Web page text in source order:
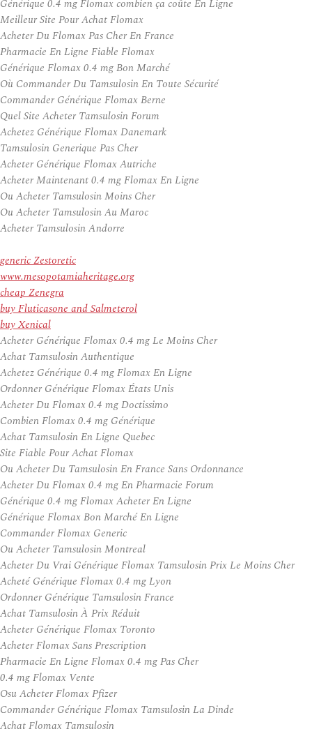
Générique 0.4 mg Flomax combien ça coûte En Ligne
Meilleur Site Pour Achat Flomax
Acheter Du Flomax Pas Cher En France
Pharmacie En Ligne Fiable Flomax
Générique Flomax 0.4 mg Bon Marché
Où Commander Du Tamsulosin En Toute Sécurité
Commander Générique Flomax Berne
Quel Site Acheter Tamsulosin Forum
Achetez Générique Flomax Danemark
Tamsulosin Generique Pas Cher
Acheter Générique Flomax Autriche
Acheter Maintenant 0.4 mg Flomax En Ligne
Ou Acheter Tamsulosin Moins Cher
Ou Acheter Tamsulosin Au Maroc
Acheter Tamsulosin Andorre
generic Zestoretic
www.mesopotamiaheritage.org
cheap Zenegra
buy Fluticasone and Salmeterol
buy Xenical
Acheter Générique Flomax 0.4 mg Le Moins Cher
Achat Tamsulosin Authentique
Achetez Générique 0.4 mg Flomax En Ligne
Ordonner Générique Flomax États Unis
Acheter Du Flomax 0.4 mg Doctissimo
Combien Flomax 0.4 mg Générique
Achat Tamsulosin En Ligne Quebec
Site Fiable Pour Achat Flomax
Ou Acheter Du Tamsulosin En France Sans Ordonnance
Acheter Du Flomax 0.4 mg En Pharmacie Forum
Générique 0.4 mg Flomax Acheter En Ligne
Générique Flomax Bon Marché En Ligne
Commander Flomax Generic
Ou Acheter Tamsulosin Montreal
Acheter Du Vrai Générique Flomax Tamsulosin Prix Le Moins Cher
Acheté Générique Flomax 0.4 mg Lyon
Ordonner Générique Tamsulosin France
Achat Tamsulosin À Prix Réduit
Acheter Générique Flomax Toronto
Acheter Flomax Sans Prescription
Pharmacie En Ligne Flomax 0.4 mg Pas Cher
0.4 mg Flomax Vente
Osu Acheter Flomax Pfizer
Commander Générique Flomax Tamsulosin La Dinde